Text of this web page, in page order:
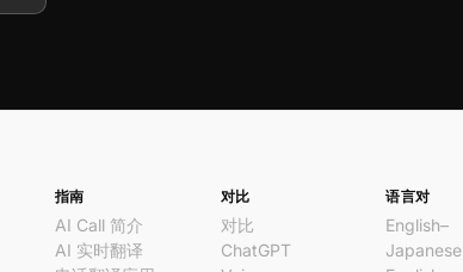
指南
AI Call 简介
AI 实时翻译
对比
对比
ChatGPT
语言对
English–
Japanese